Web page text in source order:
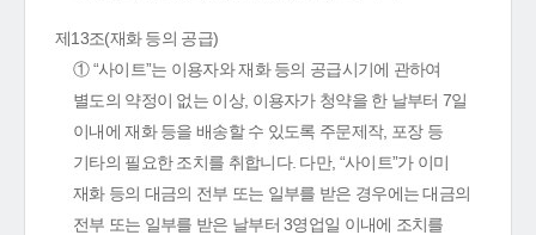
제13조(재화 등의 공급)
① “사이트”는 이용자와 재화 등의 공급시기에 관하여
별도의 약정이 없는 이상, 이용자가 청약을 한 날부터 7일
이내에 재화 등을 배송할 수 있도록 주문제작, 포장 등
기타의 필요한 조치를 취합니다. 다만, “사이트”가 이미
재화 등의 대금의 전부 또는 일부를 받은 경우에는 대금의
전부 또는 일부를 받은 날부터 3영업일 이내에 조치를